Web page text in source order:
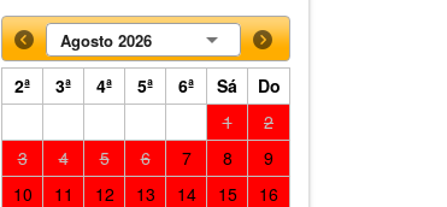
Agosto 2026
2ª 3ª 4ª 5ª 6ª Sá
Do
1
2
3
4 5 6 7 8
9
10
11 12 13 14 15
16